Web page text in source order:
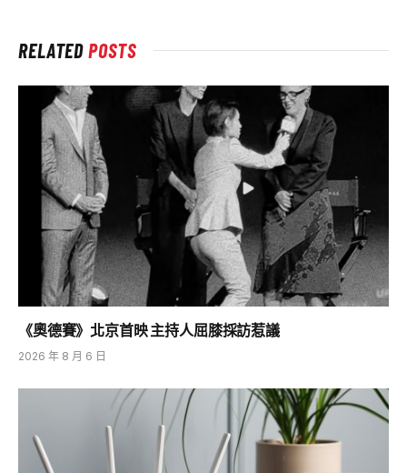
RELATEDPOSTS
《奧德賽》北京首映 主持人屈膝採訪惹議
2026 年 8 月 6 日